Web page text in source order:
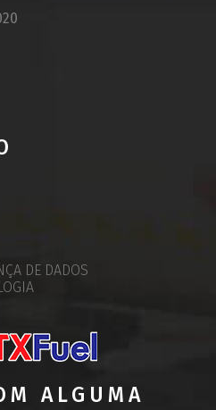
DE DADOS
ALGUMA